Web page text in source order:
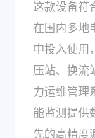
这款设备符
在国内多地
中投入使用
压站、换流
力运维管理
能监测提供
先的高精度